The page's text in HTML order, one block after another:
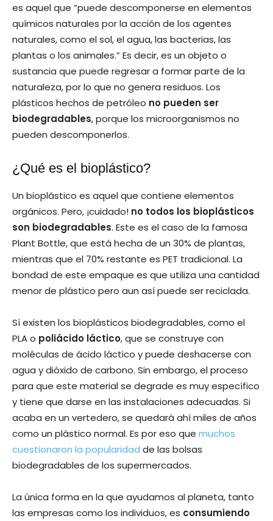
es aquel que “puede descomponerse en elementos
químicos naturales por la acción de los agentes
naturales, como el sol, el agua, las bacterias, las
plantas o los animales.” Es decir, es un objeto o
sustancia que puede regresar a formar parte de la
naturaleza, por lo que no genera residuos. Los
plásticos hechos de petróleo no pueden ser
biodegradables, porque los microorganismos no
pueden descomponerlos.
¿Qué es el bioplástico?
Un bioplástico es aquel que contiene elementos
orgánicos. Pero, ¡cuidado! no todos los bioplásticos
son biodegradables. Este es el caso de la famosa
Plant Bottle, que está hecha de un 30% de plantas,
mientras que el 70% restante es PET tradicional. La
bondad de este empaque es que utiliza una cantidad
menor de plástico pero aun así puede ser reciclada.
Sí existen los bioplásticos biodegradables, como el
PLA o poliácido láctico, que se construye con
moléculas de ácido láctico y puede deshacerse con
agua y dióxido de carbono. Sin embargo, el proceso
para que este material se degrade es muy específico
y tiene que darse en las instalaciones adecuadas. Si
acaba en un vertedero, se quedará ahí miles de años
como un plástico normal. Es por eso que muchos
cuestionaron la popularidad de las bolsas
biodegradables de los supermercados.
La única forma en la que ayudamos al planeta, tanto
las empresas como los individuos, es consumiendo